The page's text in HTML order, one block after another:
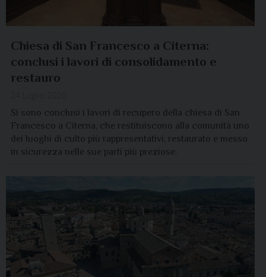
Chiesa di San Francesco a Citerna:
conclusi i lavori di consolidamento e
restauro
Si sono conclusi i lavori di recupero della chiesa di San
Francesco a Citerna, che restituiscono alla comunità uno
dei luoghi di culto più rappresentativi, restaurato e messo
in sicurezza nelle sue parti più preziose.